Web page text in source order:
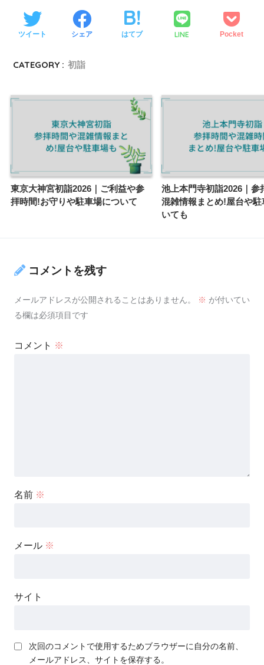
ツイート シェア はてブ LINE Pocket
CATEGORY : 初詣
東京大神宮初詣2026｜ご利益や参
拝時間!お守りや駐車場について
池上本門寺初詣2026｜参
混雑情報まとめ!屋台や駐
いても
コメントを残す
メールアドレスが公開されることはありません。 ※ が付いてい
る欄は必須項目です
コメント ※
名前 ※
メール ※
サイト
次回のコメントで使用するためブラウザーに自分の名前、
メールアドレス、サイトを保存する。